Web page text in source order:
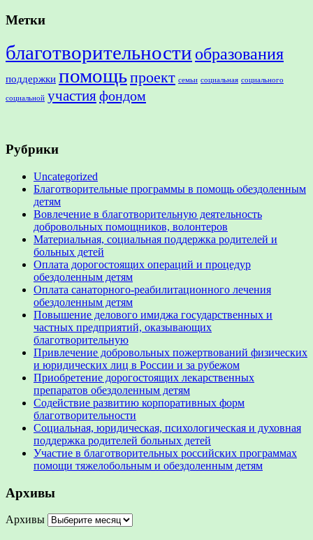
Метки
благотворительности образования
поддержки помощьпроект семьи социальная социального
социальной участияфондом
Рубрики
Uncategorized
Благотворительные программы в помощь обездоленным
детям
Вовлечение в благотворительную деятельность
добровольных помощников, волонтеров
Материальная, социальная поддержка родителей и
больных детей
Оплата дорогостоящих операций и процедур
обездоленным детям
Оплата санаторного-реабилитационного лечения
обездоленным детям
Повышение делового имиджа государственных и
частных предприятий, оказывающих
благотворительную
Привлечение добровольных пожертвований физических
и юридических лиц в России и за рубежом
Приобретение дорогостоящих лекарственных
препаратов обездоленным детям
Содействие развитию корпоративных форм
благотворительности
Социальная, юридическая, психологическая и духовная
поддержка родителей больных детей
Участие в благотворительных российских программах
помощи тяжелобольным и обездоленным детям
Архивы
Архивы